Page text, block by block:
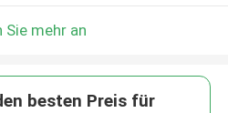
Sie mehr an
besten Preis für